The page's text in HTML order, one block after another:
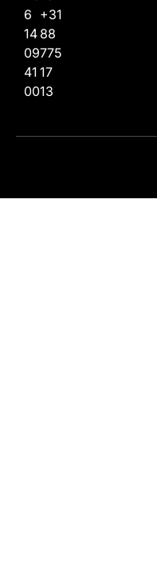
6
14
09
41
00
+31
88
775
17
13